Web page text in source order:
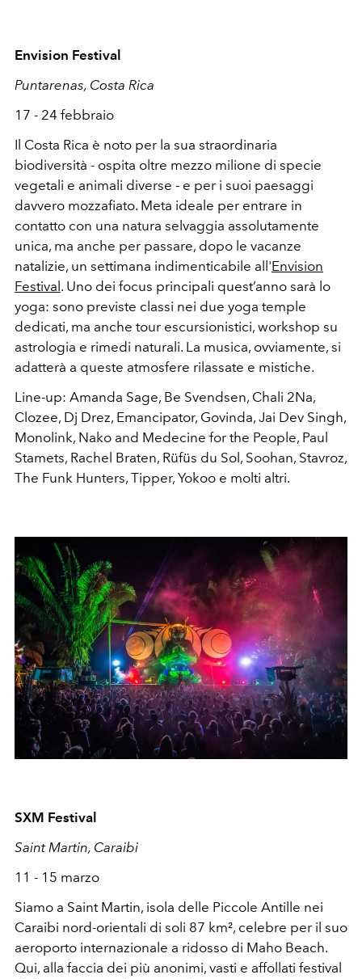
Envision Festival
Puntarenas, Costa Rica
17 - 24 febbraio
Il Costa Rica è noto per la sua straordinaria
biodiversità - ospita oltre mezzo milione di specie
vegetali e animali diverse - e per i suoi paesaggi
davvero mozzafiato. Meta ideale per entrare in
contatto con una natura selvaggia assolutamente
unica, ma anche per passare, dopo le vacanze
natalizie, un settimana indimenticabile all'Envision
Festival . Uno dei focus principali quest’anno sarà lo
yoga: sono previste classi nei due yoga temple
dedicati, ma anche tour escursionistici, workshop su
astrologia e rimedi naturali. La musica, ovviamente, si
adatterà a queste atmosfere rilassate e mistiche.
Line-up: Amanda Sage, Be Svendsen, Chali 2Na,
Clozee, Dj Drez, Emancipator, Govinda, Jai Dev Singh,
Monolink, Nako and Medecine for the People, Paul
Stamets, Rachel Braten, Rüfüs du Sol, Soohan, Stavroz,
The Funk Hunters, Tipper, Yokoo e molti altri.
SXM Festival
Saint Martin, Caraibi
11 - 15 marzo
Siamo a Saint Martin, isola delle Piccole Antille nei
Caraibi nord-orientali di soli 87 km², celebre per il suo
aeroporto internazionale a ridosso di Maho Beach.
Qui, alla faccia dei più anonimi, vasti e affollati festival